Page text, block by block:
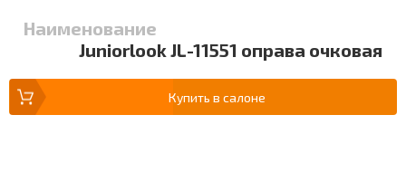
Наименование
Juniorlook JL-11551 оправа очковая
Купить в салоне